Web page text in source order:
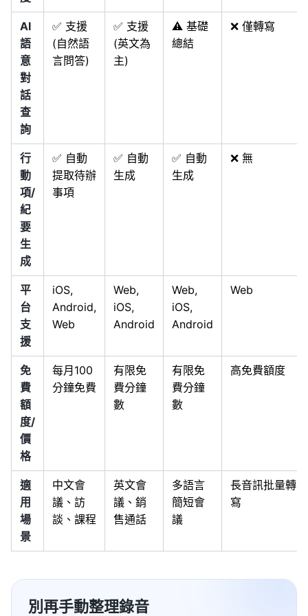
AI
語
意
對
話
查
詢
✅ 支援
(自然語
言問答)
✅ 支援
(英文為
主)
⚠️ 基礎
總結
❌ 僅轉寫
行
動
項/
紀
要
生
成
✅ 自動
提取待辦
事項
✅ 自動
生成
✅ 自動
生成
❌ 無
平
台
支
援
iOS,
Android,
Web
Web,
iOS,
Android
Web,
iOS,
Android
Web
免
費
額
度/
價
格
每月100
分鐘免費
有限免
費分鐘
數
有限免
費分鐘
數
高免費額度
適
用
場
景
中文會
議、訪
談、課程
英文會
議、銷
售通話
多語言
簡短會
議
長音訊批量轉
寫
別再手動整理錄音